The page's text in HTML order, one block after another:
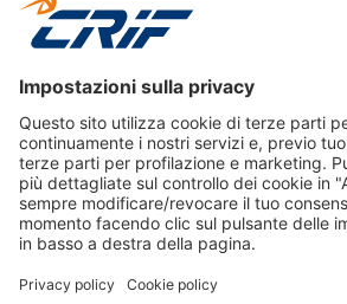
Accessibilità
Informativa Privacy Relativa Al
© 2026 CRIF S.p.A. Tutti i diritti riservati.
Via della Beverara, 21 / 40131 Bologna /
sottoscritto € 51.941.235,00 di cui versato
R.E.A. n° 410952 | Reg. Impr. Bo, C.F. e
CRIBIS Holding S.r.l., Società con unico socio